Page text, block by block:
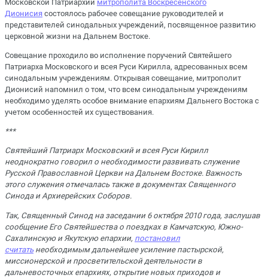
Московской Патриархии митрополита Воскресенского
Дионисия состоялось рабочее совещание руководителей и
представителей синодальных учреждений, посвященное развитию
церковной жизни на Дальнем Востоке.
Совещание проходило во исполнение поручений Святейшего
Патриарха Московского и всея Руси Кирилла, адресованных всем
синодальным учреждениям. Открывая совещание, митрополит
Дионисий напомнил о том, что всем синодальным учреждениям
необходимо уделять особое внимание епархиям Дальнего Востока с
учетом особенностей их существования.
***
Святейший Патриарх Московский и всея Руси Кирилл
неоднократно говорил о необходимости развивать служение
Русской Православной Церкви на Дальнем Востоке. Важность
этого служения отмечалась также в документах Священного
Синода и Архиерейских Соборов.
Так, Священный Синод на заседании 6 октября 2010 года, заслушав
сообщение Его Святейшества о поездках в Камчатскую, Южно-
Сахалинскую и Якутскую епархии, постановил
считать необходимым дальнейшее усиление пастырской,
миссионерской и просветительской деятельности в
дальневосточных епархиях, открытие новых приходов и